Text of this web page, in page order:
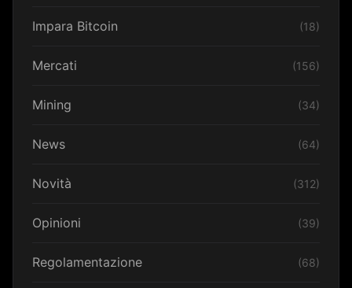
Impara Bitcoin (18)
Mercati (156)
Mining (34)
News (64)
Novità (312)
Opinioni (39)
Regolamentazione (68)